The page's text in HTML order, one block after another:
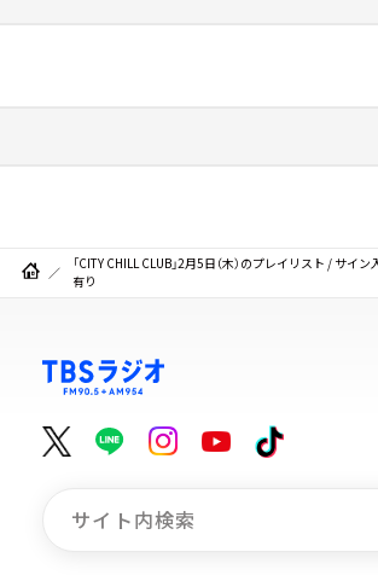
「CITY CHILL CLUB」2月5日（木）のプレイリスト / サイ
有り